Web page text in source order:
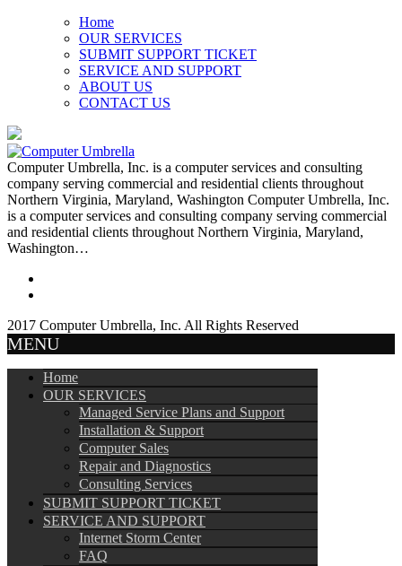
Home
OUR SERVICES
SUBMIT SUPPORT TICKET
SERVICE AND SUPPORT
ABOUT US
CONTACT US
Computer Umbrella, Inc. is a computer services and consulting
company serving commercial and residential clients throughout
Northern Virginia, Maryland, Washington Computer Umbrella, Inc.
is a computer services and consulting company serving commercial
and residential clients throughout Northern Virginia, Maryland,
Washington…
2017 Computer Umbrella, Inc. All Rights Reserved
MENU
Home
OUR SERVICES
Managed Service Plans and Support
Installation & Support
Computer Sales
Repair and Diagnostics
Consulting Services
SUBMIT SUPPORT TICKET
SERVICE AND SUPPORT
Internet Storm Center
FAQ